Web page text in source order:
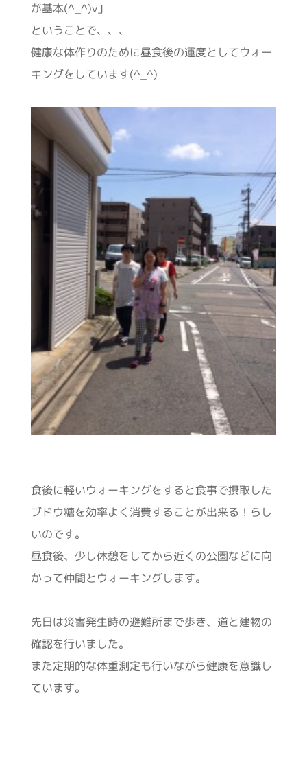
が基本(^_^)v」
ということで、、、
健康な体作りのために昼食後の運度としてウォー
キングをしています(^_^)
食後に軽いウォーキングをすると食事で摂取した
ブドウ糖を効率よく消費することが出来る！らし
いのです。
昼食後、少し休憩をしてから近くの公園などに向
かって仲間とウォーキングします。
先日は災害発生時の避難所まで歩き、道と建物の
確認を行いました。
また定期的な体重測定も行いながら健康を意識し
ています。